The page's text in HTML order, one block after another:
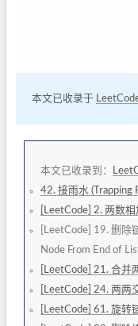
本文已收录于
本文已收录到：
42. 接雨水 (Trapping
[LeetCode] 2. 两数
[LeetCode] 19. 删
Node From End of
[LeetCode] 21. 合并
[LeetCode] 24. 两两
[LeetCode] 61. 旋转